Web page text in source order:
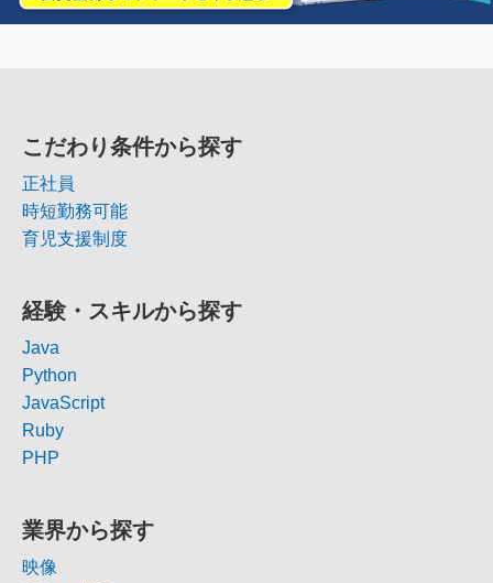
こだわり条件から探す
正社員
時短勤務可能
育児支援制度
経験・スキルから探す
Java
Python
JavaScript
Ruby
PHP
業界から探す
映像